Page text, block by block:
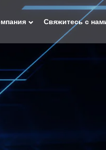
Свяжитесь с